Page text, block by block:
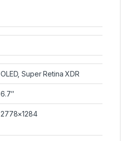
OLED, Super Retina XDR
6.7″
2778×1284